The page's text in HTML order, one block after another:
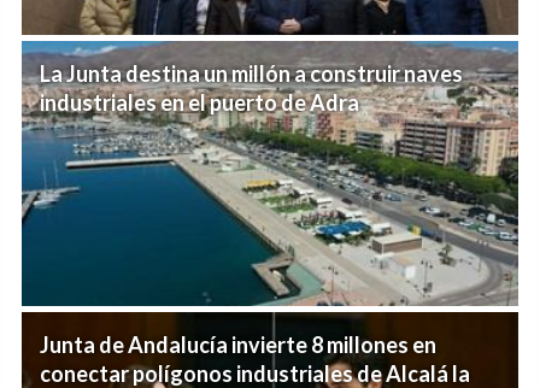
La Junta destina un millón a construir naves
industriales en el puerto de Adra
Junta de Andalucía invierte 8 millones en
conectar polígonos industriales de Alcalá la